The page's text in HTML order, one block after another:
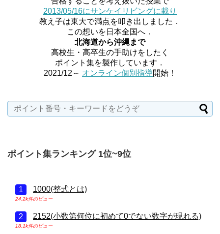
2013/05/16にサンケイリビングに載り
教え子は東大で満点を叩き出しました．
この想いを日本全国へ．
北海道から沖縄まで
高校生・高卒生の手助けをしたく
ポイント集を製作しています．
2021/12～ オンライン個別指導開始！
ポイント集ランキング 1位~9位
1000(整式とは)
24.2k件のビュー
2152(小数第何位に初めて0でない数字が現れる)
18.1k件のビュー